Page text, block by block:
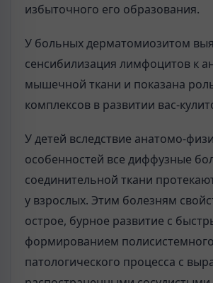
избыточного его образования.
У больных дерматомиозитом
сенсибилизация лимфоцитов к
мышечной ткани и показана
комплексов в развитии вас-
У детей вследствие анатомо-
особенностей все диффузные
соединительной ткани
у взрослых. Этим болезням
острое, бурное развитие с
формированием полисистемного
патологического процесса с